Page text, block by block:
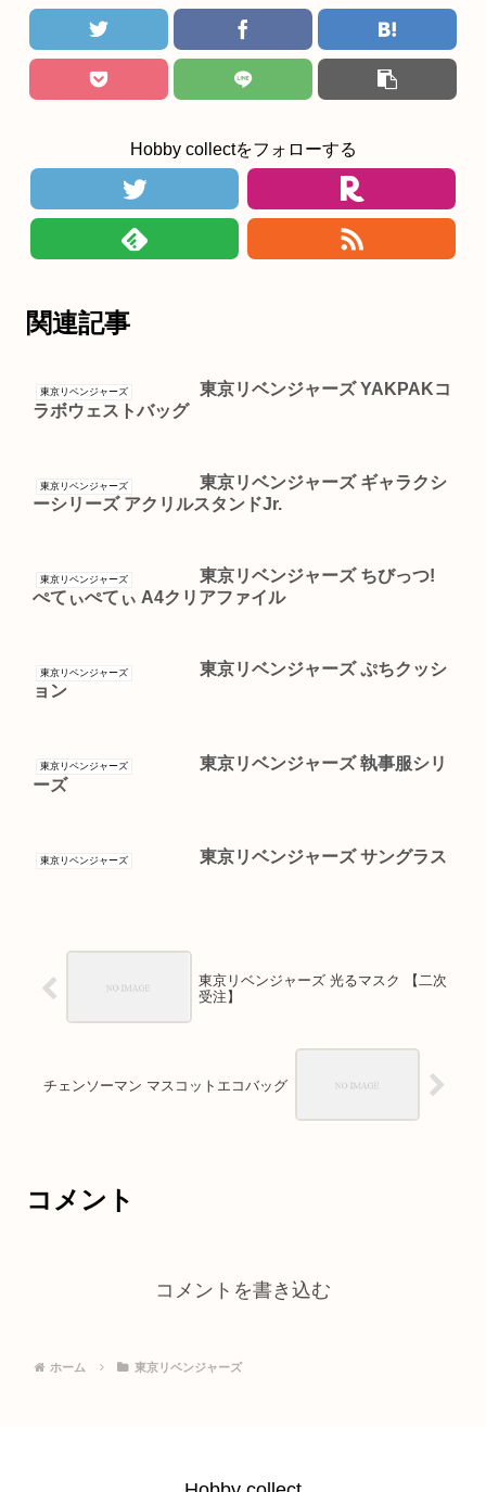
Hobby collectをフォローする
関連記事
東京リベンジャーズ
東京リベンジャーズ YAKPAKコ
ラボウェストバッグ
東京リベンジャーズ
東京リベンジャーズ ギャラクシ
ーシリーズ アクリルスタンドJr.
東京リベンジャーズ
東京リベンジャーズ ちびっつ!
ぺてぃぺてぃ A4クリアファイル
東京リベンジャーズ
東京リベンジャーズ ぷちクッシ
ョン
東京リベンジャーズ
東京リベンジャーズ 執事服シリ
ーズ
東京リベンジャーズ 東京リベンジャーズ サングラス
東京リベンジャーズ 光るマスク 【二次
受注】
チェンソーマン マスコットエコバッグ
コメント
コメントを書き込む
ホーム 東京リベンジャーズ